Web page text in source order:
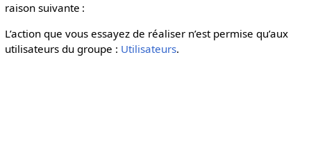
raison suivante :
L’action que vous essayez de réaliser n’est permise qu’aux
utilisateurs du groupe : Utilisateurs.